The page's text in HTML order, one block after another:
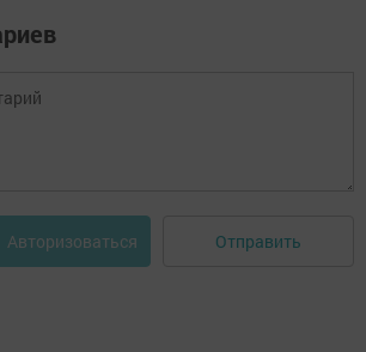
Авторизоваться Отправить